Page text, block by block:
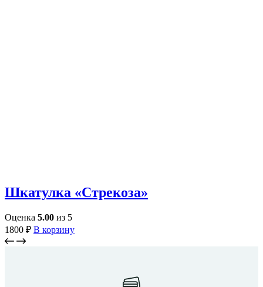
Шкатулка «Cтрекоза»
Оценка 5.00 из 5
1800 ₽ В корзину